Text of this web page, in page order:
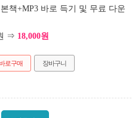
책+MP3 바로 득기 및 무료 다운
⇒ 18,000원
바로구매 장바구니